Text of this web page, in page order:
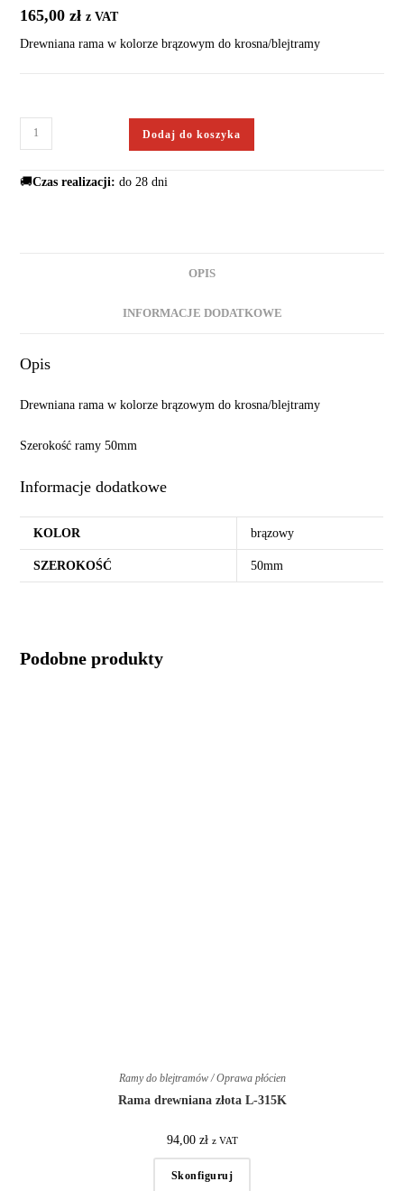
165,00zł z VAT
Drewniana rama w kolorze brązowym do krosna/blejtramy
Dodaj do koszyka
🚚Czas realizacji:do 28 dni
OPIS
INFORMACJE DODATKOWE
Opis
Drewniana rama w kolorze brązowym do krosna/blejtramy
Szerokość ramy 50mm
Informacje dodatkowe
KOLOR brązowy
SZEROKOŚĆ 50mm
Podobne produkty
Ramy do blejtramów / Oprawa płócien
Rama drewniana złota L-315K
94,00 zł z VAT
Skonfiguruj